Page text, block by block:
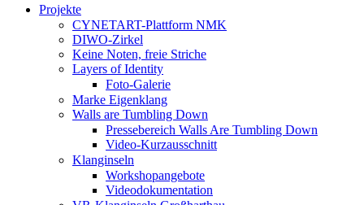
Projekte
CYNETART-Plattform NMK
DIWO-Zirkel
Keine Noten, freie Striche
Layers of Identity
Foto-Galerie
Marke Eigenklang
Walls are Tumbling Down
Pressebereich Walls Are Tumbling Down
Video-Kurzausschnitt
Klanginseln
Workshopangebote
Videodokumentation